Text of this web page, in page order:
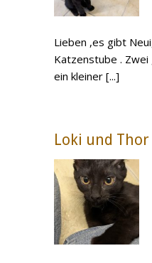
Lieben ,es gibt
Katzenstube .
ein kleiner [...]
Loki und Thor